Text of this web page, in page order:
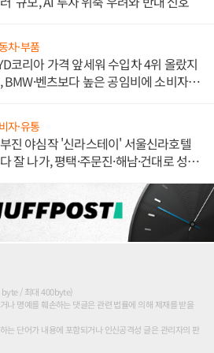
차·부품
코리아 가격 앞세워 수입차 4위 올랐지
BMW·벤츠보다 높은 공임비에 소비자
자·유통
진 야심작 '신라스테이' 서울신라호텔
잘 나가, 평택·주문진·해남·건대로 성
byte / 최대 400byte)
나 명예를 훼손하는 댓글은 관련 법률에 의해 제재를 받을
는 단어가 내용에 포함되거나 인신공격성 글은 관리자의 판